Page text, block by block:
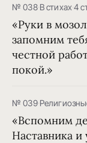
№ 038·В стихах·4
«Руки в
запомним
честной
покой.»
№ 039·
«Вспомним
Наставника